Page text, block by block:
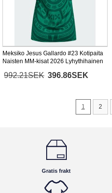
Meksiko Jesus Gallardo #23 Kotipaita
Naisten MM-kisat 2026 Lyhythihainen
992.21SEK 396.86SEK
1 2
Gratis frakt